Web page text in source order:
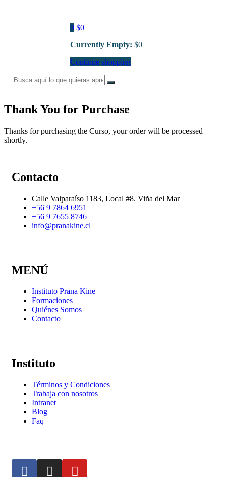
0 $0
Currently Empty: $0
Continue shopping
Thank You for Purchase
Thanks for purchasing the Curso, your order will be processed
shortly.
Contacto
Calle Valparaíso 1183, Local #8. Viña del Mar
+56 9 7864 6951
+56 9 7655 8746
info@pranakine.cl
MENÚ
Instituto Prana Kine
Formaciones
Quiénes Somos
Contacto
Instituto
Términos y Condiciones
Trabaja con nosotros
Intranet
Blog
Faq